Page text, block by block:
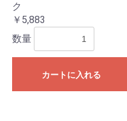
ク
￥5,883
数量
カートに入れる